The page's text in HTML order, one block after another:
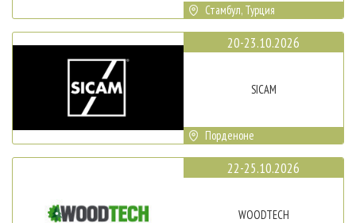
Стамбул, Турция
20-23.10.2026
SICAM
Порденоне
22-25.10.2026
WOODTECH